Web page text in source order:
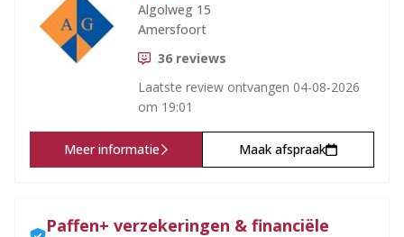
Algolweg 15
Amersfoort
36 reviews
Laatste review ontvangen 04-08-2026
om 19:01
Meer informatie Maak afspraak
Paffen+ verzekeringen & financiële